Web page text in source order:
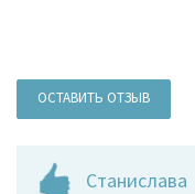
ОСТАВИТЬ ОТЗЫВ
Станислава